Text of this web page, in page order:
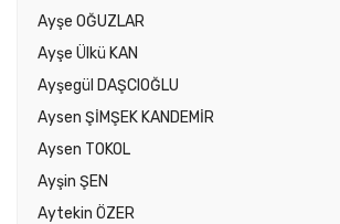
Ayşe OĞUZLAR
Ayşe Ülkü KAN
Ayşegül DAŞCIOĞLU
Aysen ŞİMŞEK KANDEMİR
Aysen TOKOL
Ayşin ŞEN
Aytekin ÖZER